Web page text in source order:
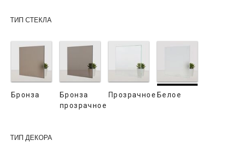
ТИП СТЕКЛА
Бронза
Бронза
прозрачное
Прозрачное Белое
ТИП ДЕКОРА